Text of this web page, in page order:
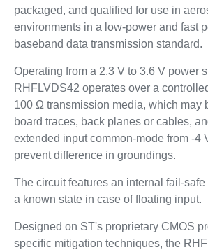
packaged, and qualified for use in
environments in a low-power and fast
baseband data transmission standard.
Operating from a 2.3 V to 3.6 V power
RHFLVDS42 operates over a
100 Ω transmission media, which may
board traces, back planes or cables,
extended input common-mode from -4
prevent difference in groundings.
The circuit features an internal fail-
a known state in case of floating input.
Designed on ST's proprietary CMOS
specific mitigation techniques, the